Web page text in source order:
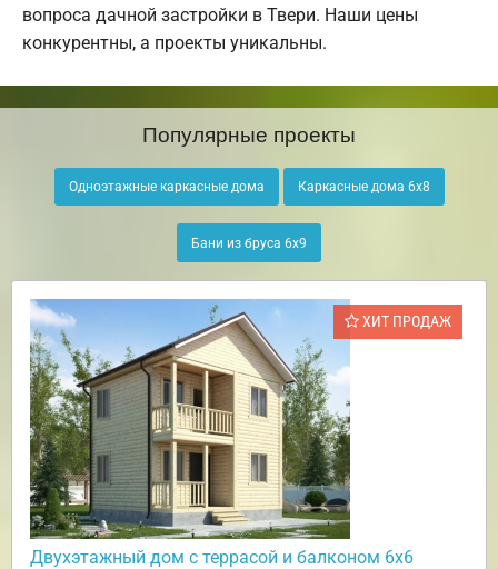
вопроса дачной застройки в Твери. Наши цены
конкурентны, а проекты уникальны.
Популярные проекты
Одноэтажные каркасные дома Каркасные дома 6х8
Бани из бруса 6х9
ХИТ ПРОДАЖ
Двухэтажный дом с террасой и балконом 6х6